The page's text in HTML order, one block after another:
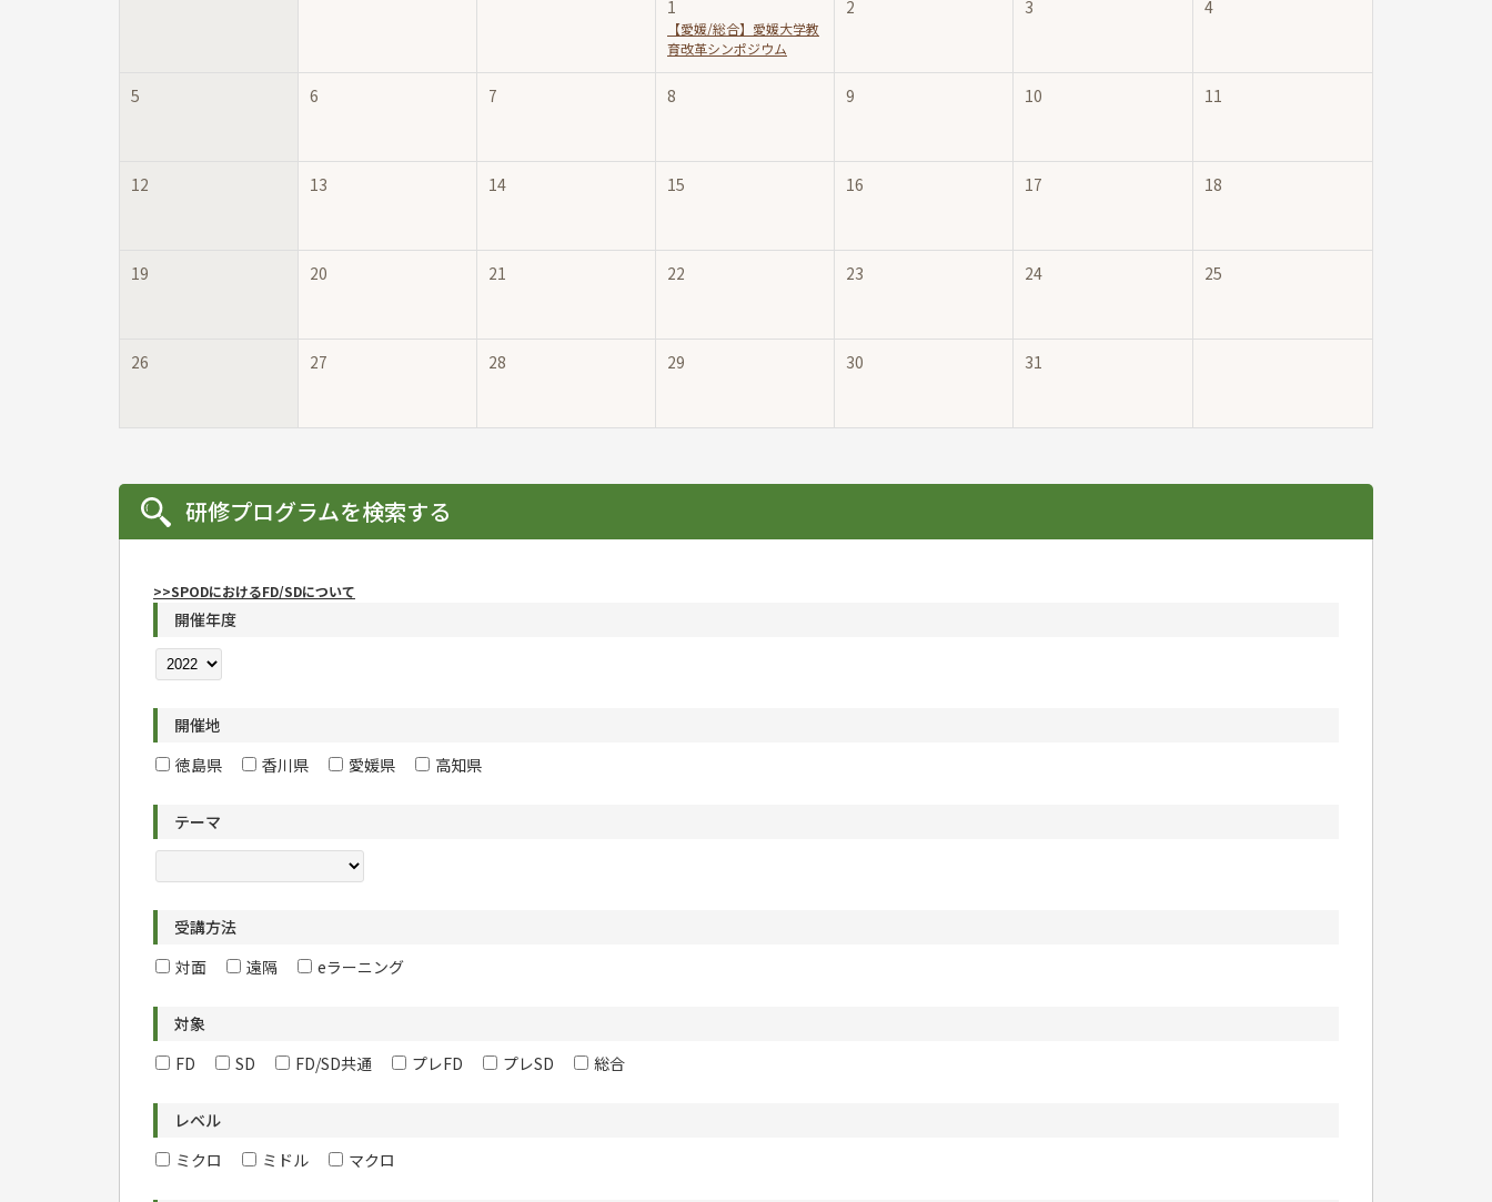
1
【愛媛/総合】愛媛大学教
育改革シンポジウム
2 3 4
5 6 7 8 9 10 11
12 13 14 15 16 17 18
19 20 21 22 23 24 25
26 27 28 29 30 31
研修プログラムを検索する
>>SPODにおけるFD/SDについて
開催年度
開催地
徳島県
香川県 愛媛県 高知県
テーマ
受講方法
対面
遠隔 eラーニング
対象
FD
SD FD/SD共通 プレFD プレSD 総合
レベル
ミクロ
ミドル マクロ